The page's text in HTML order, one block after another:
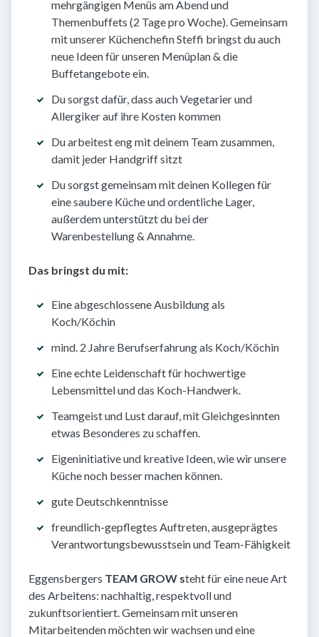
mehrgängigen Menüs am Abend und
Themenbuffets (2 Tage pro Woche). Gemeinsam
mit unserer Küchenchefin Steffi bringst du auch
neue Ideen für unseren Menüplan & die
Buffetangebote ein.
Du sorgst dafür, dass auch Vegetarier und
Allergiker auf ihre Kosten kommen
Du arbeitest eng mit deinem Team zusammen,
damit jeder Handgriff sitzt
Du sorgst gemeinsam mit deinen Kollegen für
eine saubere Küche und ordentliche Lager,
außerdem unterstützt du bei der
Warenbestellung & Annahme.
Das bringst du mit:
Eine abgeschlossene Ausbildung als
Koch/Köchin
mind. 2 Jahre Berufserfahrung als Koch/Köchin
Eine echte Leidenschaft für hochwertige
Lebensmittel und das Koch-Handwerk.
Teamgeist und Lust darauf, mit Gleichgesinnten
etwas Besonderes zu schaffen.
Eigeninitiative und kreative Ideen, wie wir unsere
Küche noch besser machen können.
gute Deutschkenntnisse
freundlich-gepflegtes Auftreten, ausgeprägtes
Verantwortungsbewusstsein und Team-Fähigkeit
Eggensbergers TEAM GROW steht für eine neue Art
des Arbeitens: nachhaltig, respektvoll und
zukunftsorientiert. Gemeinsam mit unseren
Mitarbeitenden möchten wir wachsen und eine